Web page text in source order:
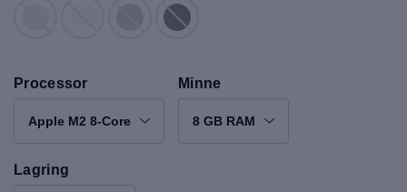
Processor
Apple M2 8-Core
Minne
8 GB RAM
Lagring